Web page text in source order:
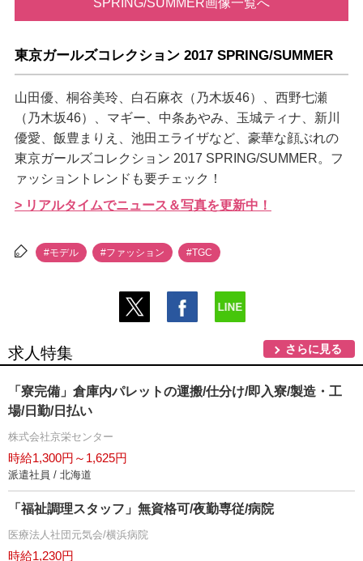
SPRING/SUMMER画像一覧へ
東京ガールズコレクション 2017 SPRING/SUMMER
山田優、桐谷美玲、白石麻衣（乃木坂46）、西野七瀬
（乃木坂46）、マギー、中条あやみ、玉城ティナ、新川
優愛、飯豊まりえ、池田エライザなど、豪華な顔ぶれの
東京ガールズコレクション 2017 SPRING/SUMMER。フ
ァッショントレンドも要チェック！
> リアルタイムでニュース＆写真を更新中！
#モデル #ファッション #TGC
求人特集 さらに見る
「寮完備」倉庫内パレットの運搬/仕分け/即入寮/製造・工
場/日勤/日払い
株式会社京栄センター
時給1,300円～1,625円
派遣社員 / 北海道
「福祉調理スタッフ」無資格可/夜勤専従/病院
医療法人社団元気会/横浜病院
時給1,230円